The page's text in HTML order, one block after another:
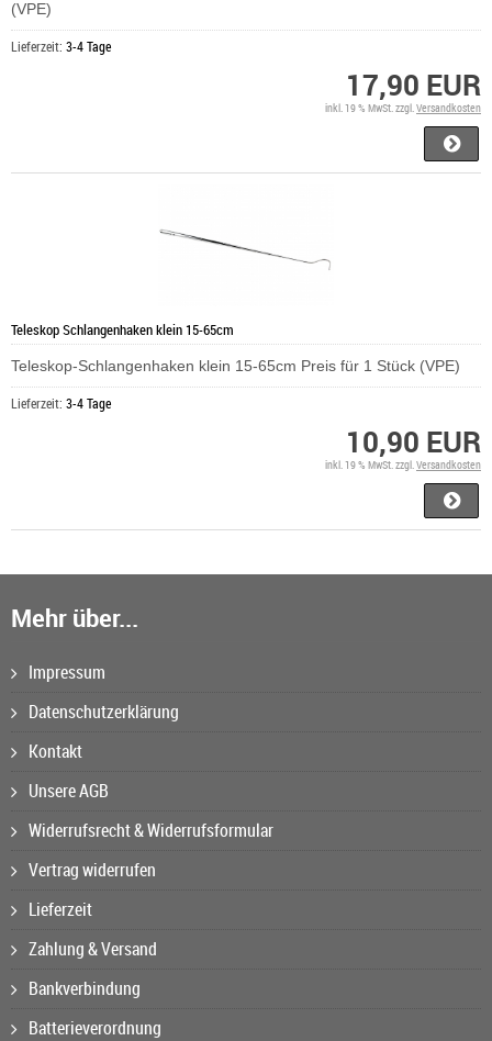
(VPE)
Lieferzeit: 3-4 Tage
17,90 EUR
inkl. 19 % MwSt. zzgl. Versandkosten
Teleskop Schlangenhaken klein 15-65cm
Teleskop-Schlangenhaken klein 15-65cm Preis für 1 Stück (VPE)
Lieferzeit: 3-4 Tage
10,90 EUR
inkl. 19 % MwSt. zzgl. Versandkosten
Mehr über...
Impressum
Datenschutzerklärung
Kontakt
Unsere AGB
Widerrufsrecht & Widerrufsformular
Vertrag widerrufen
Lieferzeit
Zahlung & Versand
Bankverbindung
Batterieverordnung